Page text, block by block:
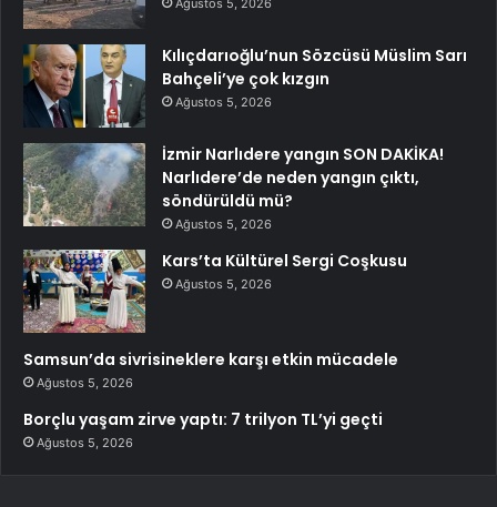
Kılıçdarıoğlu’nun Sözcüsü Müslim Sarı
Bahçeli’ye çok kızgın
Ağustos 5, 2026
İzmir Narlıdere yangın SON DAKİKA!
Narlıdere’de neden yangın çıktı,
söndürüldü mü?
Ağustos 5, 2026
Kars’ta Kültürel Sergi Coşkusu
Ağustos 5, 2026
Samsun’da sivrisineklere karşı etkin mücadele
Ağustos 5, 2026
Borçlu yaşam zirve yaptı: 7 trilyon TL’yi geçti
Ağustos 5, 2026